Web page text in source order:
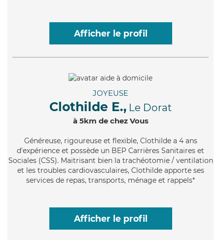
Afficher le profil
JOYEUSE
Clothilde E., Le Dorat
à 5km de chez Vous
Généreuse, rigoureuse et flexible, Clothilde a 4 ans
d'expérience et possède un BEP Carrières Sanitaires et
Sociales (CSS). Maitrisant bien la trachéotomie / ventilation
et les troubles cardiovasculaires, Clothilde apporte ses
services de repas, transports, ménage et rappels*
Afficher le profil